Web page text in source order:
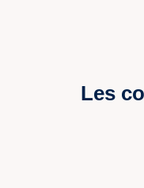
Les